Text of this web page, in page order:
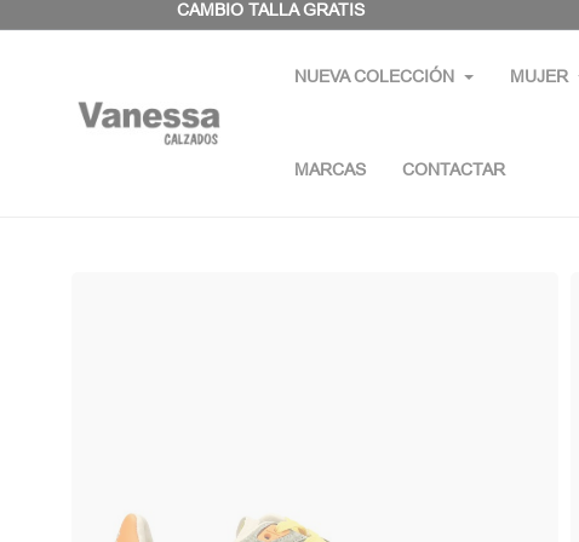
CAMBIO TALLA GRATIS
NUEVA COLECCIÓN MUJER
MARCAS CONTACTAR
Panel de gestión de cookies